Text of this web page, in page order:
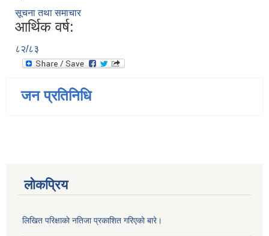
सूचना तथा समाचार
आर्थिक वर्ष:
८२/८३
जन प्रतिनिधि
लोकप्रिय
लिखित परिक्षाकाे नतिजा प्रकाशित गरिएकाे बारे।